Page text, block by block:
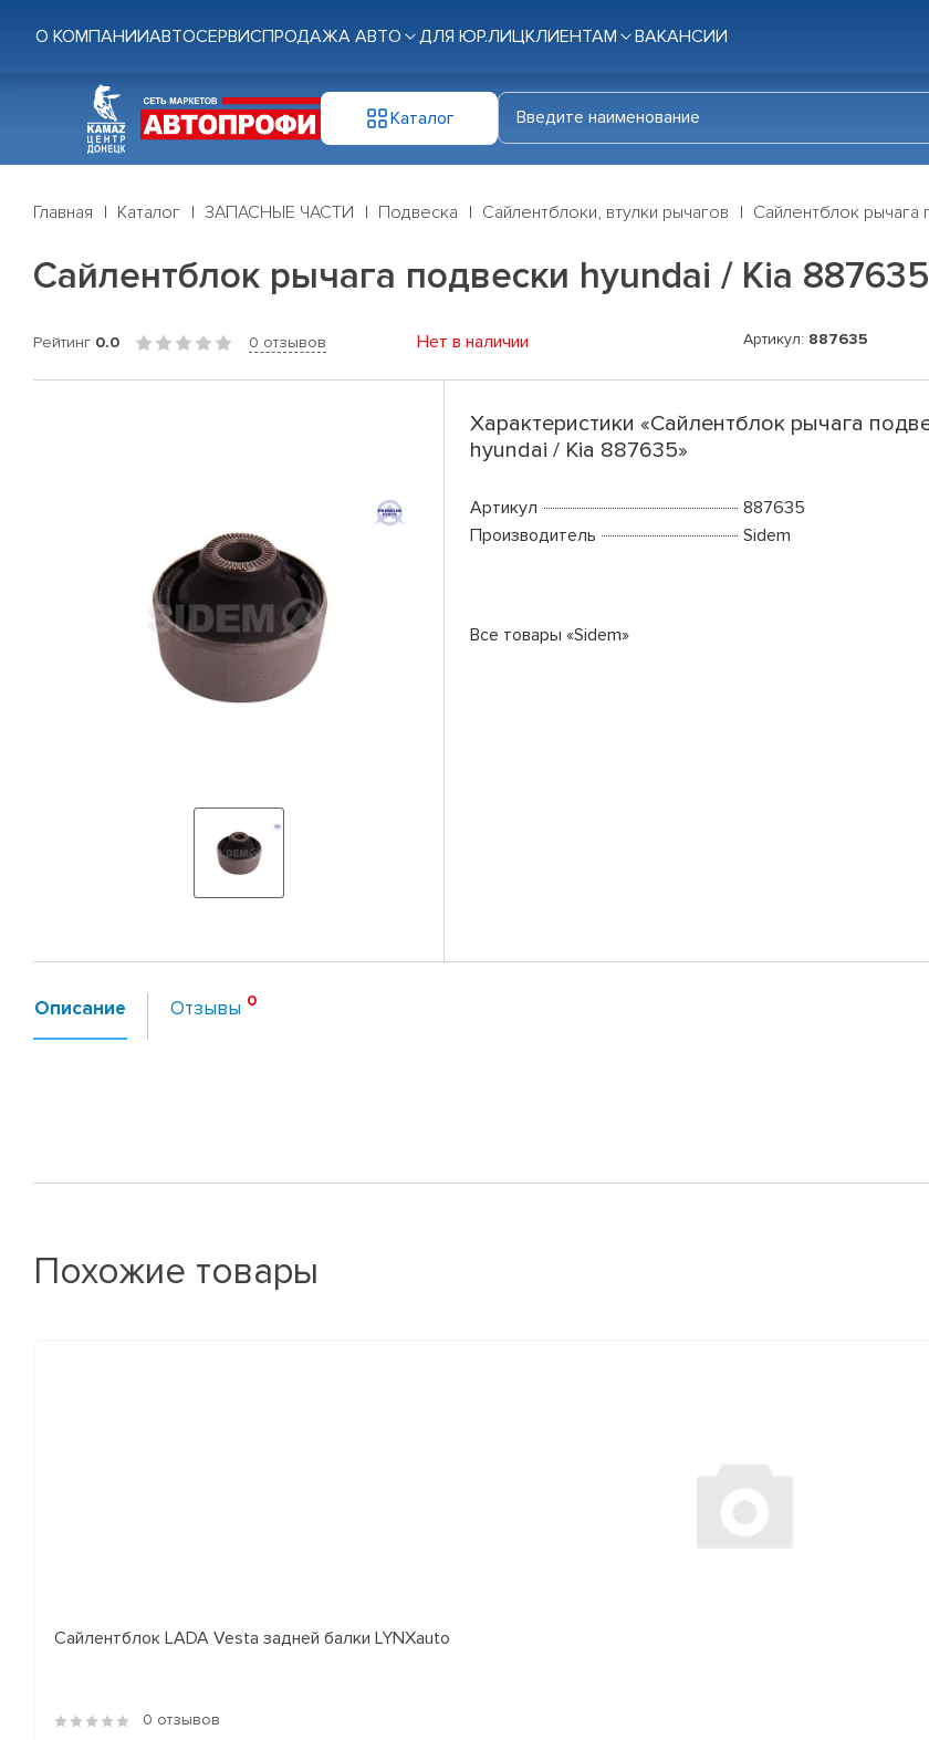
О КОМПАНИИАВТОСЕРВИСПРОДАЖА АВТО ДЛЯ ЮР.ЛИЦКЛИЕНТАМ ВАКАНСИИ
Каталог
Главная Каталог ЗАПАСНЫЕ ЧАСТИ Подвеска Сайлентблоки, втулки рычагов Сайлентблок рычага
Сайлентблок рычага подвески hyundai / Kia 887635
Рейтинг 0.0 0 отзывов Нет в наличии Артикул: 887635
Характеристики «Сайлентблок рычага
hyundai / Kia 887635»
Артикул
887635
Производитель
Sidem
Все товары «Sidem»
Описание Отзывы
Похожие товары
Сайлентблок LADA Vesta задней балки LYNXauto
0 отзывов